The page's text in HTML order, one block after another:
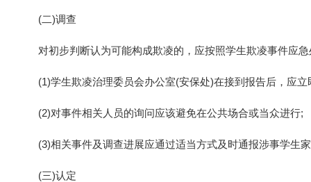
(二)调查
对初步判断认为可能构成欺凌的，应按照学生欺凌事件应
(1)学生欺凌治理委员会办公室(安保处)在接到报告后，应
(2)对事件相关人员的询问应该避免在公共场合或当众进行;
(3)相关事件及调查进展应通过适当方式及时通报涉事学生
(三)认定